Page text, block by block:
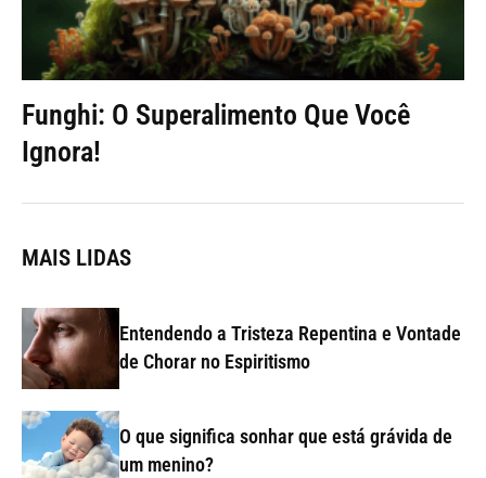
Funghi: O Superalimento Que Você
Ignora!
MAIS LIDAS
Entendendo a Tristeza Repentina e Vontade
de Chorar no Espiritismo
O que significa sonhar que está grávida de
um menino?